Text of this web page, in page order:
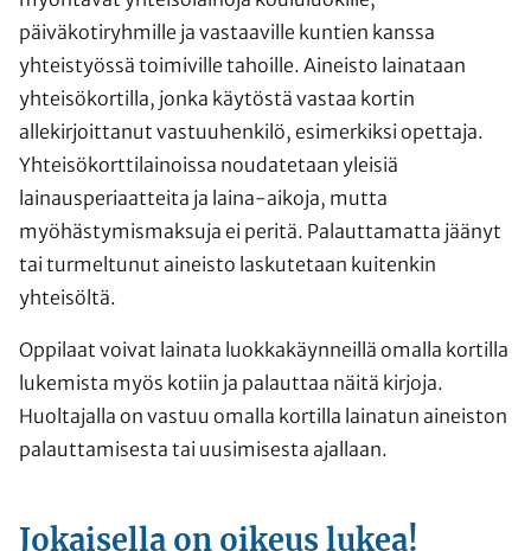
päiväkotiryhmille ja vastaaville kuntien kanssa
yhteistyössä toimiville tahoille. Aineisto lainataan
yhteisökortilla, jonka käytöstä vastaa kortin
allekirjoittanut vastuuhenkilö, esimerkiksi opettaja.
Yhteisökorttilainoissa noudatetaan yleisiä
lainausperiaatteita ja laina-aikoja, mutta
myöhästymismaksuja ei peritä. Palauttamatta jäänyt
tai turmeltunut aineisto laskutetaan kuitenkin
yhteisöltä.
Oppilaat voivat lainata luokkakäynneillä omalla kortilla
lukemista myös kotiin ja palauttaa näitä kirjoja.
Huoltajalla on vastuu omalla kortilla lainatun aineiston
palauttamisesta tai uusimisesta ajallaan.
Jokaisella on oikeus lukea!